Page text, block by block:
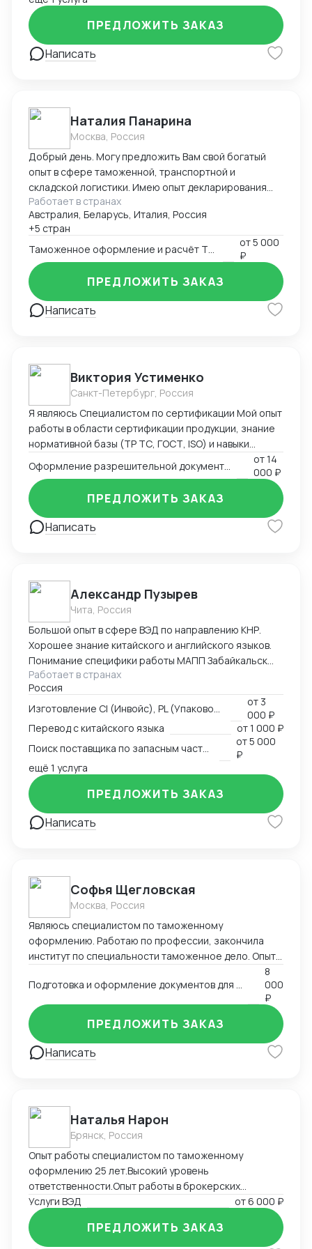
Написать
ПРЕДЛОЖИТЬ ЗАКАЗ
Наталия Панарина
Москва, Россия
Добрый день. Могу предложить Вам свой богатый
опыт в сфере таможенной, транспортной и
складской логистики. Имею опыт декларирования
парфюмерно-косметической продукции с 2016-ого
года. Работаю в программе Альта-ГТД, Заполнитель.
На протяжении всей своей деятельности связана с
получением разрешительной документации,
документооборотом в области таможенной и
транспортной логистики, сотрудничеством с
иностранными поставщиками и закупкой товара.
Занимаюсь оптимизацией складских запасов и
косметической продукции. С уважением, Наталия
Панарина +7 (929) 651-08-51
Работает в странах
Австралия, Беларусь, Италия, Россия
+5 стран
от5 000
₽
Написать
ПРЕДЛОЖИТЬ ЗАКАЗ
Виктория Устименко
Санкт-Петербург, Россия
Я являюсь Специалистом по сертификации Мой опыт
работы в области сертификации продукции, знание
нормативной базы (ТР ТС, ГОСТ, ISO) и навыки
позволяют мне эффективно решать задачи по
подтверждению соответствия продукции
установленным требованиям. Оформляю
техническую документацию и консультирую по
вопросам
от14
000 ₽
Написать
ПРЕДЛОЖИТЬ ЗАКАЗ
Александр Пузырев
Чита, Россия
Большой опыт в сфере ВЭД по направлению КНР.
Хорошее знание китайского и английского языков.
Понимание специфики работы МАПП Забайкальск
(Маньчжурия).
Работает в странах
Россия
от 3
000 ₽
Перевод с китайского языка
от1 000 ₽
от5 000
₽
ещё 1 услуга
Написать
ПРЕДЛОЖИТЬ ЗАКАЗ
Софья Щегловская
Москва, Россия
Являюсь специалистом по таможенному
оформлению. Работаю по профессии, закончила
институт по специальности таможенное дело. Опыт
работы в двух крупных логистических компаниях, DSV
и ТЭК АЗИЯ ТРАНС, в таможенном отделе. Веду
сделку от начала и до конца: сбор всех необходимых
документов по поставке, по необходимости даю
запрос на недостающие документы; проверка
товаров на наличие сертификатов и деклараций
соответствия, также других разрешительных
посредника; полная подготовка пакета документов
для подачи декларации на экспорт и импорт.
Подготовка и оформление документов для декларирования товаров; Консультация по процедурам
8
000
₽
Написать
ПРЕДЛОЖИТЬ ЗАКАЗ
Наталья Нарон
Брянск, Россия
Опыт работы специалистом по таможенному
оформлению 25 лет.Высокий уровень
ответственности.Опыт работы в брокерских
компаниях,компаниях импортерах,большой опыт
самостоятельного декларирования за печатью
клиента.
Услуги ВЭД от6 000 ₽
ПРЕДЛОЖИТЬ ЗАКАЗ